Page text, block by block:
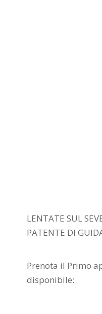
LENTATE SUL
PATENTE DI
Prenota il Primo
disponibile: